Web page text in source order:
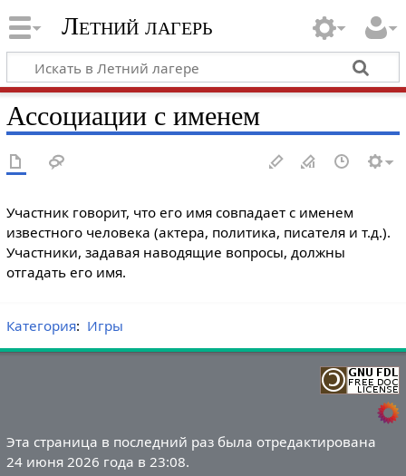
Летний лагерь
Ассоциации с именем
Участник говорит, что его имя совпадает с именем
известного человека (актера, политика, писателя и т.д.).
Участники, задавая наводящие вопросы, должны
отгадать его имя.
Категория: Игры
Эта страница в последний раз была отредактирована
24 июня 2026 года в 23:08.